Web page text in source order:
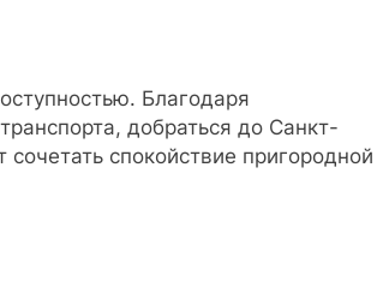
Благодаря
добраться до Санкт-
спокойствие пригородной